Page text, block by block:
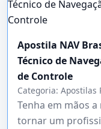
Apostila NAV
Técnico de
de Controle
Categoria: Apostilas
Tenha em mãos
tornar um